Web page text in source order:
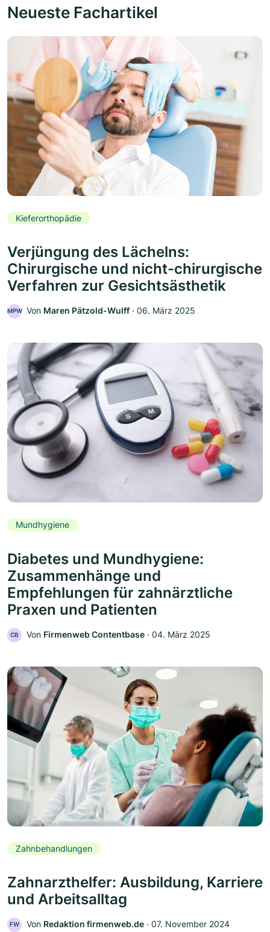
Neueste Fachartikel
Kieferorthopädie
Verjüngung des Lächelns:
Chirurgische und nicht-chirurgische
Verfahren zur Gesichtsästhetik
MPW Von Maren Pätzold-Wulff ‧ 06. März 2025
Mundhygiene
Diabetes und Mundhygiene:
Zusammenhänge und
Empfehlungen für zahnärztliche
Praxen und Patienten
CB Von Firmenweb Contentbase ‧ 04. März 2025
Zahnbehandlungen
Zahnarzthelfer: Ausbildung, Karriere
und Arbeitsalltag
FW Von Redaktion firmenweb.de ‧ 07. November 2024